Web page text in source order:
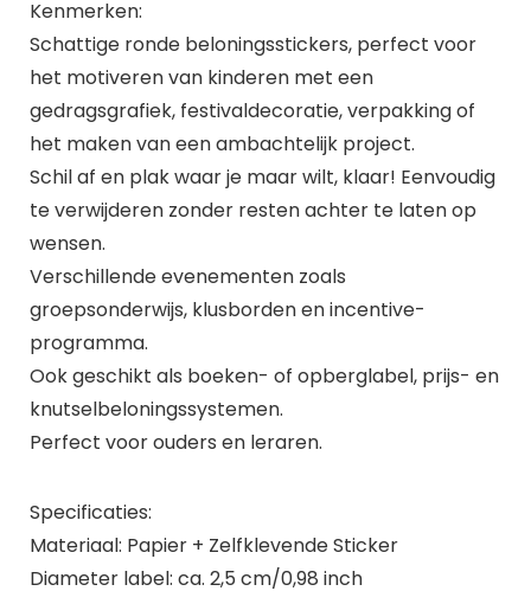
Kenmerken:
Schattige ronde beloningsstickers, perfect voor
het motiveren van kinderen met een
gedragsgrafiek, festivaldecoratie, verpakking of
het maken van een ambachtelijk project.
Schil af en plak waar je maar wilt, klaar! Eenvoudig
te verwijderen zonder resten achter te laten op
wensen.
Verschillende evenementen zoals
groepsonderwijs, klusborden en incentive-
programma.
Ook geschikt als boeken- of opberglabel, prijs- en
knutselbeloningssystemen.
Perfect voor ouders en leraren.
Specificaties:
Materiaal: Papier + Zelfklevende Sticker
Diameter label: ca. 2,5 cm/0,98 inch